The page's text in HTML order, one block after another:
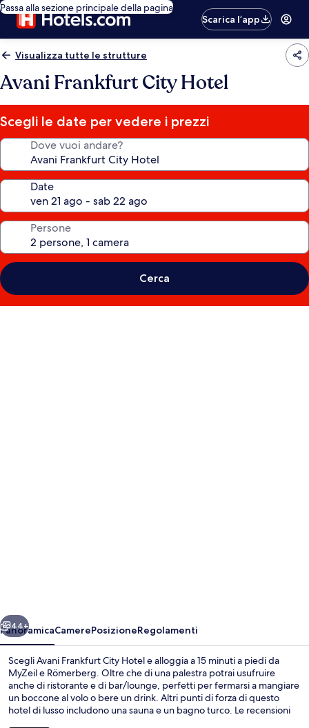
Passa alla sezione principale della pagina
Scarica l’app
Visualizza tutte le strutture
Avani Frankfurt City Hotel
Scegli le date per vedere i prezzi
Dove vuoi andare?
Date
Persone
Cerca
Avanti
44+
PanoramicaCamerePosizioneRegolamenti
Scegli Avani Frankfurt City Hotel e alloggia a 15 minuti a piedi da
MyZeil e Römerberg. Oltre che di una palestra potrai usufruire
anche di ristorante e di bar/lounge, perfetti per fermarsi a mangiare
un boccone al volo o bere un drink. Altri punti di forza di questo
hotel di lusso includono una sauna e un bagno turco. Le recensioni